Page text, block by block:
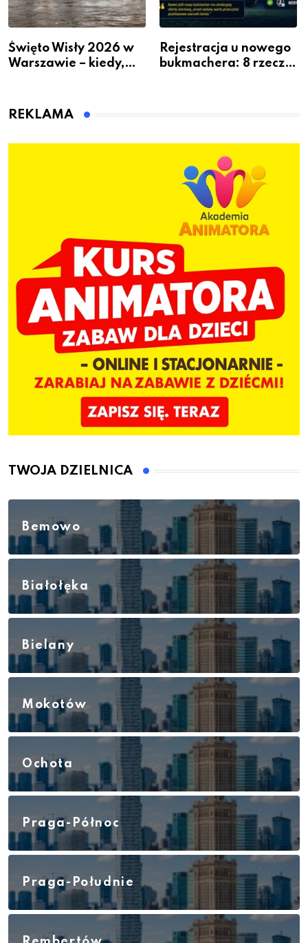
Święto Wisły 2026 w
Warszawie – kiedy,
Rejestracja u nowego
bukmachera: 8 rzeczy,
REKLAMA
TWOJA DZIELNICA
Bemowo
Białołęka
Bielany
Mokotów
Ochota
Praga-Północ
Praga-Południe